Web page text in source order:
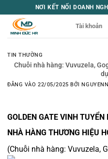
qua
NƠI KẾT NỐI DOANH
Tài khoản
TIN THƯỜNG
Chuỗi nhà hàng: Vuvuzela,
ĐĂNG VÀO22/05/2025 BỞI
GOLDEN GATE VINH
NHÀ HÀNG THƯƠNG HIỆU
(Chuỗi nhà hàng: Vuvuzela,